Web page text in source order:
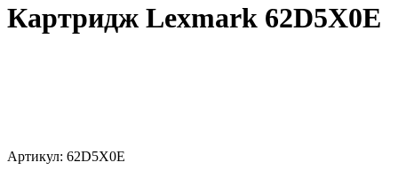
Картридж Lexmark 62D5X0E
Артикул: 62D5X0E